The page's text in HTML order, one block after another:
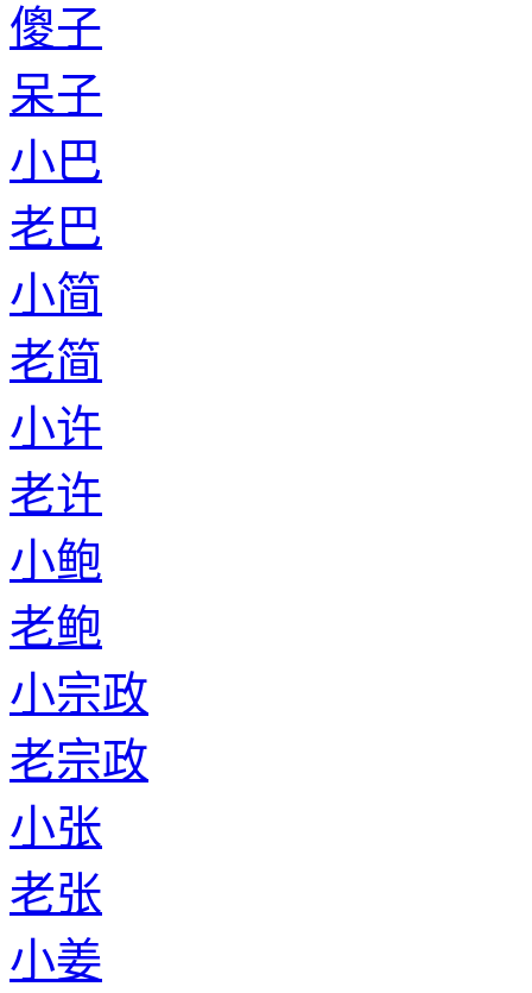
傻子
呆子
小巴
老巴
小简
老简
小许
老许
小鲍
老鲍
小宗政
老宗政
小张
老张
小姜